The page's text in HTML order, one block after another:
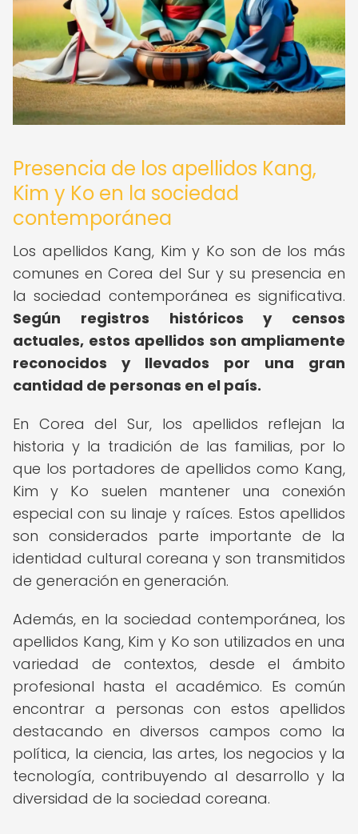
Presencia de los apellidos Kang,
Kim y Ko en la sociedad
contemporánea
Los apellidos Kang, Kim y Ko son de los más
comunes en Corea del Sur y su presencia en
la sociedad contemporánea es significativa.
Según registros históricos y censos
actuales, estos apellidos son ampliamente
reconocidos y llevados por una gran
cantidad de personas en el país.
En Corea del Sur, los apellidos reflejan la
historia y la tradición de las familias, por lo
que los portadores de apellidos como Kang,
Kim y Ko suelen mantener una conexión
especial con su linaje y raíces. Estos apellidos
son considerados parte importante de la
identidad cultural coreana y son transmitidos
de generación en generación.
Además, en la sociedad contemporánea, los
apellidos Kang, Kim y Ko son utilizados en una
variedad de contextos, desde el ámbito
profesional hasta el académico. Es común
encontrar a personas con estos apellidos
destacando en diversos campos como la
política, la ciencia, las artes, los negocios y la
tecnología, contribuyendo al desarrollo y la
diversidad de la sociedad coreana.